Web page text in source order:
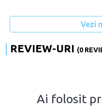
Vezi
REVIEW-URI (0
Ai folosit